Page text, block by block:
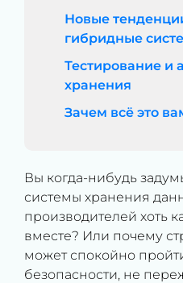
Новые
гибридные
Тестирование и
хранения
Зачем всё это
Вы когда-нибудь
системы хранения
производителей хоть
вместе? Или почему
может спокойно
безопасности, не